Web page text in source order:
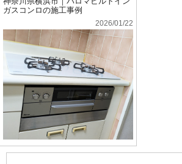
ガスコンロの施工事例
2026/01/22